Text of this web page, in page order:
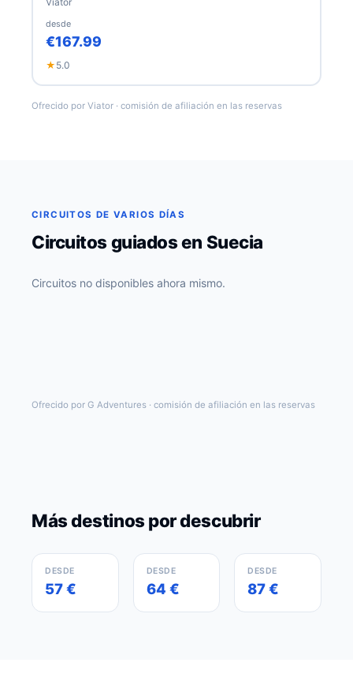
desde
€167.99
★ 5.0
Ofrecido por Viator · comisión de afiliación en las reservas
CIRCUITOS DE VARIOS DÍAS
Circuitos guiados en Suecia
Circuitos no disponibles ahora mismo.
Ofrecido por G Adventures · comisión de afiliación en las reservas
Más destinos por descubrir
Barcelona
DESDE
57 €
Madrid
DESDE
64 €
Sevilla
DESDE
87 €